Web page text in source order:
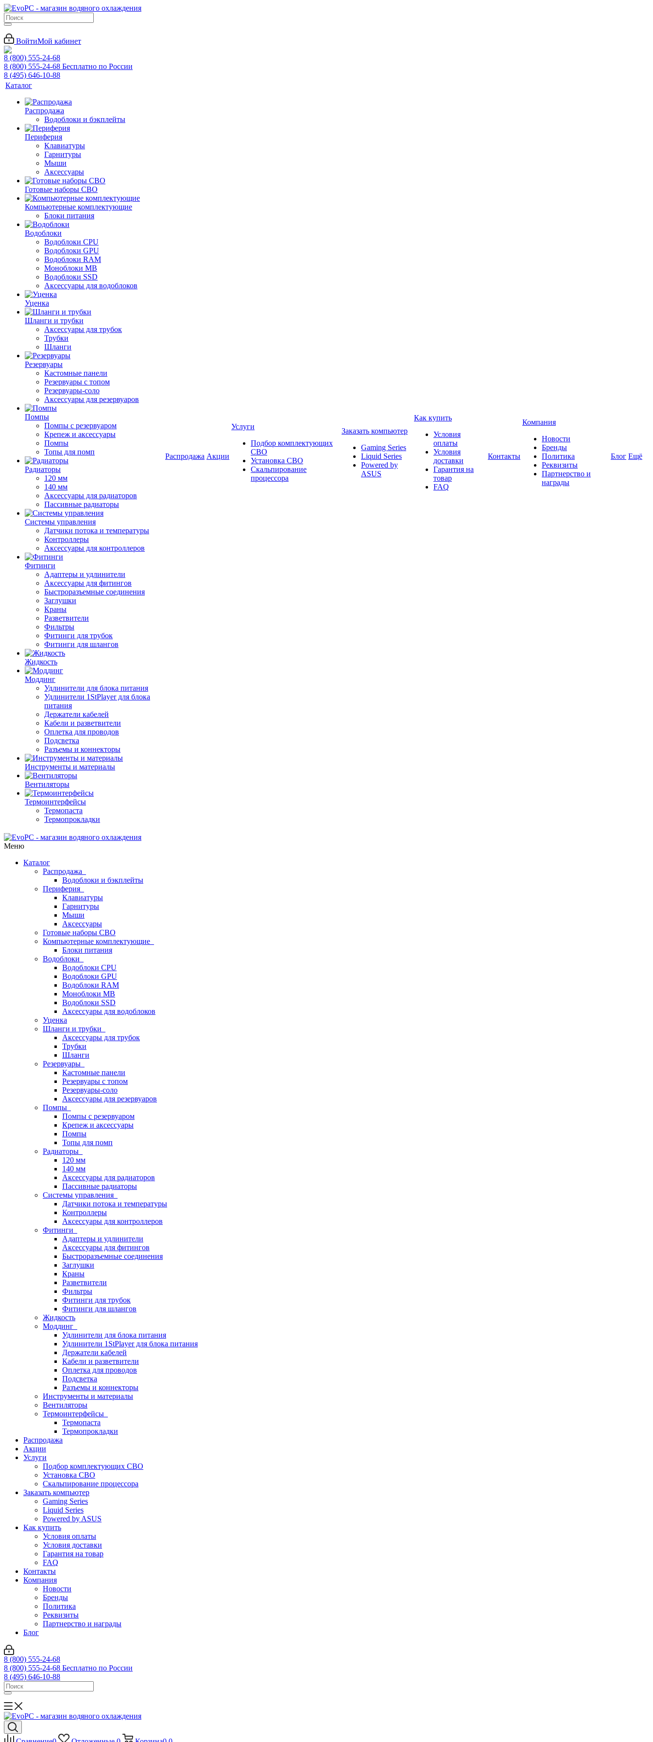
ВойтиМой кабинет
8 (800) 555-24-68
8 (800) 555-24-68 Бесплатно по России
8 (495) 646-10-88
Каталог
Распродажа
Водоблоки и бэкплейты
Периферия
Клавиатуры
Гарнитуры
Мыши
Аксессуары
Готовые наборы СВО
Компьютерные комплектующие
Блоки питания
Водоблоки
Водоблоки CPU
Водоблоки GPU
Водоблоки RAM
Моноблоки MB
Водоблоки SSD
Аксессуары для водоблоков
Уценка
Шланги и трубки
Аксессуары для трубок
Трубки
Шланги
Резервуары
Кастомные панели
Резервуары с топом
Резервуары-соло
Аксессуары для резервуаров
Помпы
Помпы с резервуаром
Крепеж и аксессуары
Помпы
Топы для помп
Радиаторы
120 мм
140 мм
Аксессуары для радиаторов
Пассивные радиаторы
Системы управления
Датчики потока и температуры
Контроллеры
Аксессуары для контроллеров
Фитинги
Адаптеры и удлинители
Аксессуары для фитингов
Быстроразъемные соединения
Заглушки
Краны
Разветвители
Фильтры
Фитинги для трубок
Фитинги для шлангов
Жидкость
Моддинг
Удлинители для блока питания
Удлинители 1StPlayer для блока
питания
Держатели кабелей
Кабели и разветвители
Оплетка для проводов
Подсветка
Разъемы и коннекторы
Инструменты и материалы
Вентиляторы
Термоинтерфейсы
Термопаста
Термопрокладки
Распродажа Акции
Услуги
Подбор комплектующих
СВО
Установка СВО
Скальпирование
процессора
Заказать компьютер
Gaming Series
Liquid Series
Powered by
ASUS
Как купить
Условия
оплаты
Условия
доставки
Гарантия на
товар
FAQ
Контакты
Компания
Новости
Бренды
Политика
Реквизиты
Партнерство и
награды
Блог Ещё
Меню
Каталог
Распродажа
Водоблоки и бэкплейты
Периферия
Клавиатуры
Гарнитуры
Мыши
Аксессуары
Готовые наборы СВО
Компьютерные комплектующие
Блоки питания
Водоблоки
Водоблоки CPU
Водоблоки GPU
Водоблоки RAM
Моноблоки MB
Водоблоки SSD
Аксессуары для водоблоков
Уценка
Шланги и трубки
Аксессуары для трубок
Трубки
Шланги
Резервуары
Кастомные панели
Резервуары с топом
Резервуары-соло
Аксессуары для резервуаров
Помпы
Помпы с резервуаром
Крепеж и аксессуары
Помпы
Топы для помп
Радиаторы
120 мм
140 мм
Аксессуары для радиаторов
Пассивные радиаторы
Системы управления
Датчики потока и температуры
Контроллеры
Аксессуары для контроллеров
Фитинги
Адаптеры и удлинители
Аксессуары для фитингов
Быстроразъемные соединения
Заглушки
Краны
Разветвители
Фильтры
Фитинги для трубок
Фитинги для шлангов
Жидкость
Моддинг
Удлинители для блока питания
Удлинители 1StPlayer для блока питания
Держатели кабелей
Кабели и разветвители
Оплетка для проводов
Подсветка
Разъемы и коннекторы
Инструменты и материалы
Вентиляторы
Термоинтерфейсы
Термопаста
Термопрокладки
Распродажа
Акции
Услуги
Подбор комплектующих СВО
Установка СВО
Скальпирование процессора
Заказать компьютер
Gaming Series
Liquid Series
Powered by ASUS
Как купить
Условия оплаты
Условия доставки
Гарантия на товар
FAQ
Контакты
Компания
Новости
Бренды
Политика
Реквизиты
Партнерство и награды
Блог
8 (800) 555-24-68
8 (800) 555-24-68 Бесплатно по России
8 (495) 646-10-88